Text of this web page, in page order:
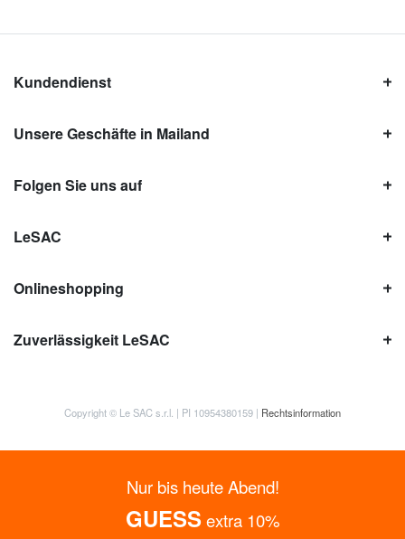
Kundendienst
Unsere Geschäfte in Mailand
Folgen Sie uns auf
LeSAC
Onlineshopping
Zuverlässigkeit LeSAC
Copyright © Le SAC s.r.l. | PI 10954380159 | Rechtsinformation
Nur bis heute Abend!
GUESSextra 10%